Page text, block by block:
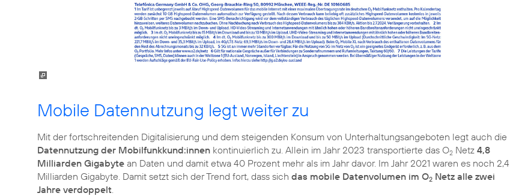
Mobile Datennutzung legt weiter zu
Mit der fortschreitenden Digitalisierung und dem steigenden Konsum von Unterhaltungsangeboten legt auch die
Datennutzung der Mobilfunkkund:innen kontinuierlich zu. Allein im Jahr 2023 transportierte das O2 Netz 4,8
Milliarden Gigabyte an Daten und damit etwa 40 Prozent mehr als im Jahr davor. Im Jahr 2021 waren es noch 2,4
Milliarden Gigabyte. Damit setzt sich der Trend fort, dass sich das mobile Datenvolumen im O2 Netz alle zwei
Jahre verdoppelt